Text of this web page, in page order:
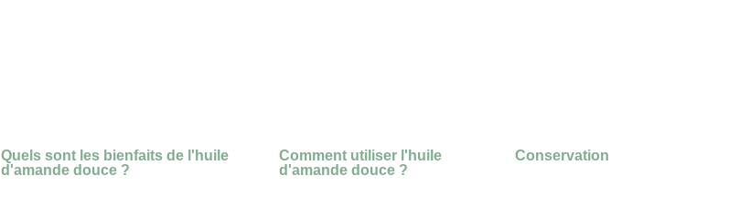
Quels sont les bienfaits de l'huile
d'amande douce ?
Comment utiliser l'huile
d'amande douce ?
Conservation